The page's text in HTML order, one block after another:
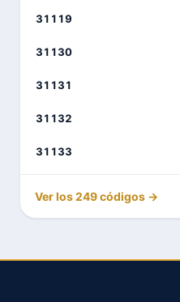
31119
31130
31131
31132
31133
Ver los 249 códigos →